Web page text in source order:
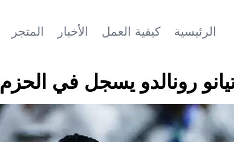
الرئيسية كيفية العمل الأخبار المتجر
رونالدو يسجل في الحزم